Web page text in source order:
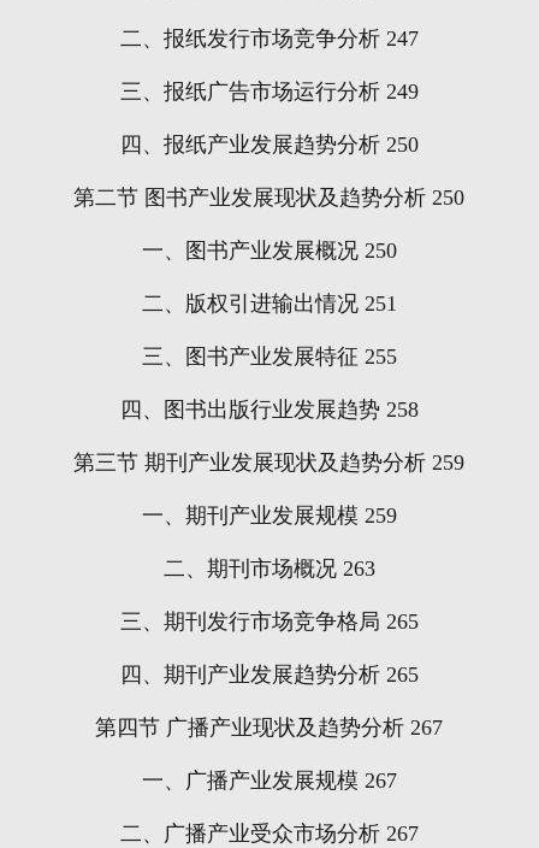
二、报纸发行市场竞争分析247
三、报纸广告市场运行分析249
四、报纸产业发展趋势分析250
第二节 图书产业发展现状及趋势分析 250
一、图书产业发展概况250
二、版权引进输出情况251
三、图书产业发展特征 255
四、图书出版行业发展趋势258
第三节 期刊产业发展现状及趋势分析 259
一、期刊产业发展规模 259
二、期刊市场概况263
三、期刊发行市场竞争格局 265
四、期刊产业发展趋势分析265
第四节 广播产业现状及趋势分析 267
一、广播产业发展规模 267
二、广播产业受众市场分析267